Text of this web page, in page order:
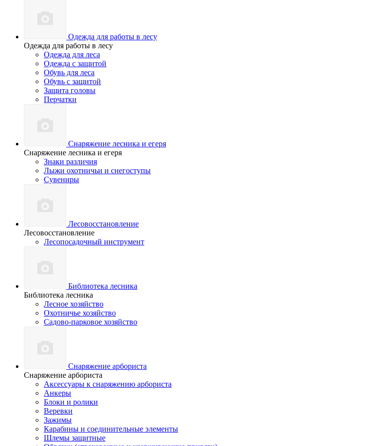
Одежда для работы в лесу
Одежда для работы в лесу
Одежда для леса
Одежда с защитой
Обувь для леса
Обувь с защитой
Защита головы
Перчатки
Снаряжение лесника и егеря
Снаряжение лесника и егеря
Знаки различия
Лыжи охотничьи и снегоступы
Сувениры
Лесовосстановление
Лесовосстановление
Лесопосадочный инструмент
Библиотека лесника
Библиотека лесника
Лесное хозяйство
Охотничье хозяйство
Садово-парковое хозяйство
Снаряжение арбориста
Снаряжение арбориста
Аксессуары к снаряжению арбориста
Анкеры
Блоки и ролики
Веревки
Зажимы
Карабины и соединительные элементы
Шлемы защитные